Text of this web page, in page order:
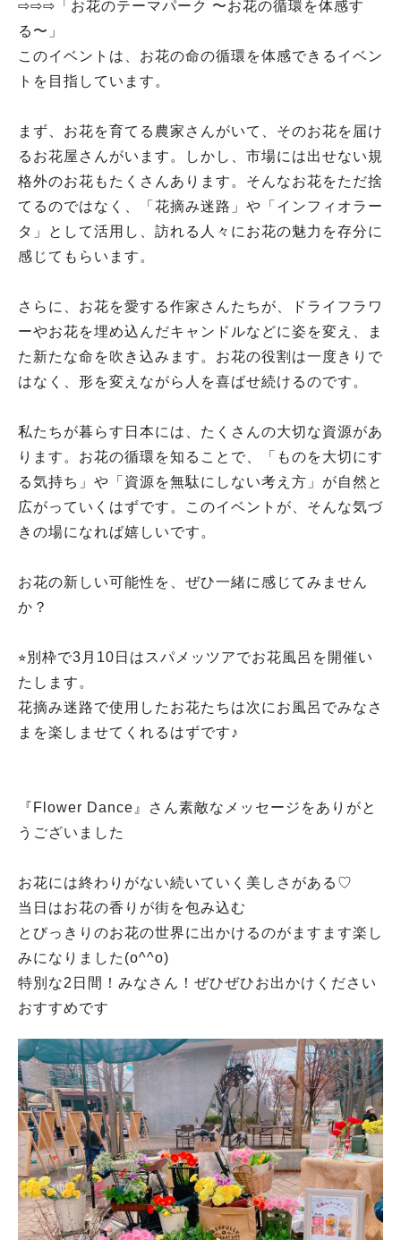
⇨⇨⇨「お花のテーマパーク 〜お花の循環を体感す
る〜」
このイベントは、お花の命の循環を体感できるイベン
トを目指しています。
まず、お花を育てる農家さんがいて、そのお花を届け
るお花屋さんがいます。しかし、市場には出せない規
格外のお花もたくさんあります。そんなお花をただ捨
てるのではなく、「花摘み迷路」や「インフィオラー
タ」として活用し、訪れる人々にお花の魅力を存分に
感じてもらいます。
さらに、お花を愛する作家さんたちが、ドライフラワ
ーやお花を埋め込んだキャンドルなどに姿を変え、ま
た新たな命を吹き込みます。お花の役割は一度きりで
はなく、形を変えながら人を喜ばせ続けるのです。
私たちが暮らす日本には、たくさんの大切な資源があ
ります。お花の循環を知ることで、「ものを大切にす
る気持ち」や「資源を無駄にしない考え方」が自然と
広がっていくはずです。このイベントが、そんな気づ
きの場になれば嬉しいです。
お花の新しい可能性を、ぜひ一緒に感じてみません
か？
⭐︎別枠で3月10日はスパメッツアでお花風呂を開催い
たします。
花摘み迷路で使用したお花たちは次にお風呂でみなさ
まを楽しませてくれるはずです♪
『Flower Dance』さん素敵なメッセージをありがと
うございました
お花には終わりがない続いていく美しさがある♡
当日はお花の香りが街を包み込む
とびっきりのお花の世界に出かけるのがますます楽し
みになりました(o^^o)
特別な2日間！みなさん！ぜひぜひお出かけください
おすすめです